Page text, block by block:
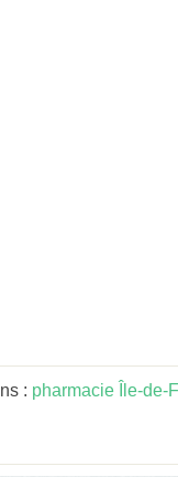
: pharmacie Île-de-